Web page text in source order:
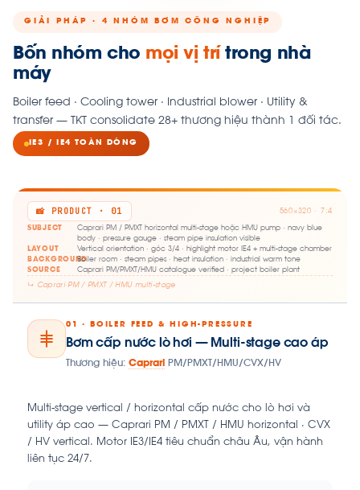
GIẢI PHÁP · 4 NHÓM BƠM CÔNG NGHIỆP
Bốn nhóm cho mọi vị trí trong nhà
máy
Boiler feed · Cooling tower · Industrial blower · Utility &
transfer — TKT consolidate 28+ thương hiệu thành 1 đối tác.
IE3 / IE4 TOÀN DÒNG
📸 PRODUCT · 01 560×320 · 7:4
SUBJECT
Caprari PM / PMXT horizontal multi-stage hoặc HMU pump · navy blue
body · pressure gauge · steam pipe insulation visible
LAYOUT
Vertical orientation · góc 3/4 · highlight motor IE4 + multi-stage chamber
BACKGROUNDBoiler room · steam pipes · heat insulation · industrial warm tone
SOURCE
Caprari PM/PMXT/HMU catalogue verified · project boiler plant
↳ Caprari PM / PMXT / HMU multi-stage
01 · BOILER FEED & HIGH-PRESSURE
Bơm cấp nước lò hơi — Multi-stage cao áp
Thương hiệu: Caprari PM/PMXT/HMU/CVX/HV
Multi-stage vertical / horizontal cấp nước cho lò hơi và
utility áp cao — Caprari PM / PMXT / HMU horizontal · CVX
/ HV vertical. Motor IE3/IE4 tiêu chuẩn châu Âu, vận hành
liên tục 24/7.